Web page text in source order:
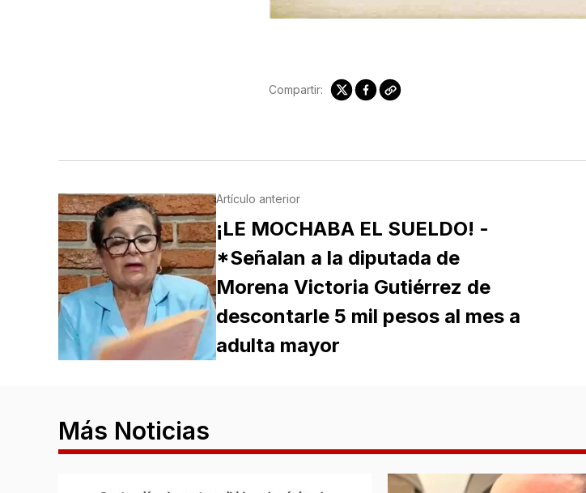
Compartir:
Artículo anterior
¡LE MOCHABA EL SUELDO! -
*Señalan a la diputada de
Morena Victoria Gutiérrez de
descontarle 5 mil pesos al mes a
adulta mayor
Más Noticias